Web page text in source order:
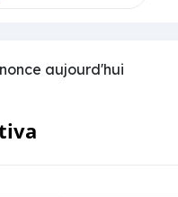
aujourd'hui